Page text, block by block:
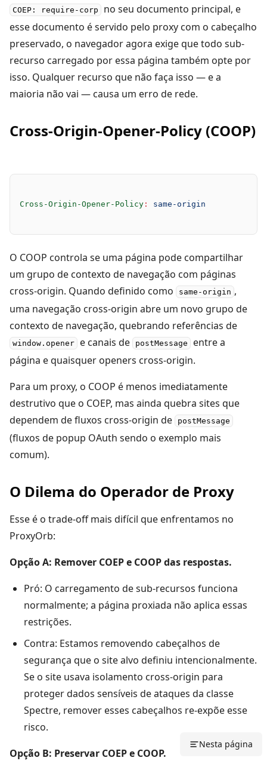
COEP: require-corp
no seu documento principal, e
esse documento é servido pelo proxy com o cabeçalho
preservado, o navegador agora exige que todo sub-
recurso carregado por essa página também opte por
isso. Qualquer recurso que não faça isso — e a
maioria não vai — causa um erro de rede.
Cross-Origin-Opener-Policy (COOP)
Cross-Origin-Opener-Policy : same-origin
O COOP controla se uma página pode compartilhar
um grupo de contexto de navegação com páginas
cross-origin. Quando definido como
same-origin ,
uma navegação cross-origin abre um novo grupo de
contexto de navegação, quebrando referências de
window.opener e canais de postMessage
entre a
página e quaisquer openers cross-origin.
Para um proxy, o COOP é menos imediatamente
destrutivo que o COEP, mas ainda quebra sites que
dependem de fluxos cross-origin de
postMessage
(fluxos de popup OAuth sendo o exemplo mais
comum).
O Dilema do Operador de Proxy
Esse é o trade-off mais difícil que enfrentamos no
ProxyOrb:
Opção A: Remover COEP e COOP das respostas.
Pró: O carregamento de sub-recursos funciona
normalmente; a página proxiada não aplica essas
restrições.
Contra: Estamos removendo cabeçalhos de
segurança que o site alvo definiu intencionalmente.
Se o site usava isolamento cross-origin para
proteger dados sensíveis de ataques da classe
Spectre, remover esses cabeçalhos re-expõe esse
risco.
Opção B: Preservar COEP e COOP.
Nesta página